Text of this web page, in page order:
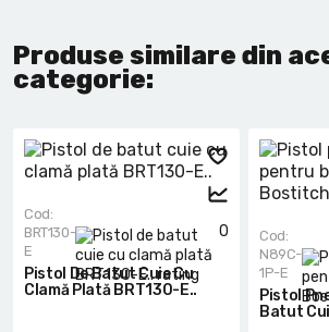
Produse similare din
categorie:
0
Cod:
BRT130-
E
Pistol De Batut Cuie Cu
Clamă Plată BRT130-E..
Cod:
N89C-
1P-E
Pistol
Batut